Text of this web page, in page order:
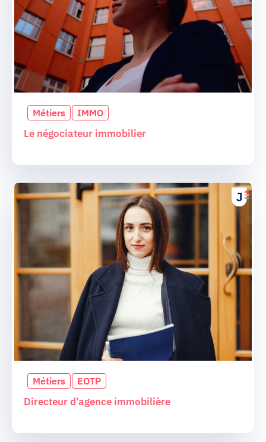
Métiers IMMO
Le négociateur immobilier
Métiers EOTP
Directeur d’agence immobilière